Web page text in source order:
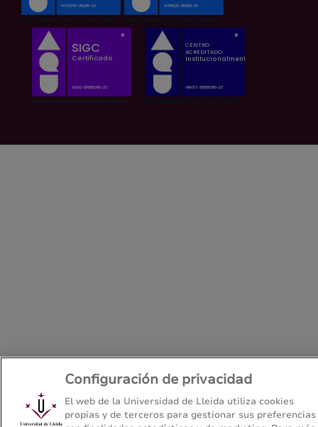
Configuración de privacidad
El web de la Universidad de Lleida utiliza cookies
propias y de terceros para gestionar sus preferencias